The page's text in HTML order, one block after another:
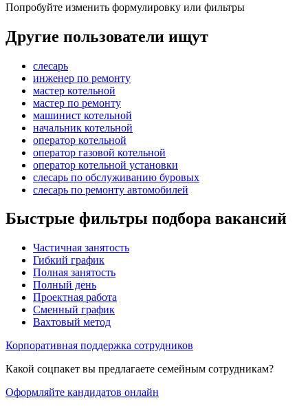
Попробуйте изменить формулировку или фильтры
Другие пользователи ищут
слесарь
инженер по ремонту
мастер котельной
мастер по ремонту
машинист котельной
начальник котельной
оператор котельной
оператор газовой котельной
оператор котельной установки
слесарь по обслуживанию буровых
слесарь по ремонту автомобилей
Быстрые фильтры подбора вакансий
Частичная занятость
Гибкий график
Полная занятость
Полный день
Проектная работа
Сменный график
Вахтовый метод
Корпоративная поддержка сотрудников
Какой соцпакет вы предлагаете семейным сотрудникам?
Оформляйте кандидатов онлайн